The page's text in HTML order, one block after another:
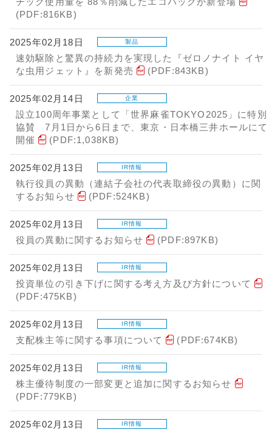
(PDF:816KB)
2025年02月18日 製品
速効駆除と驚異の持続力を実現した『ゼロノナイト イヤ
な虫用ジェット』を新発売
(PDF:843KB)
2025年02月14日 企業
設立100周年事業として「世界麻雀TOKYO2025」に特別
協賛 7月1日から6日まで、東京・日本橋三井ホールにて
開催
(PDF:1,038KB)
2025年02月13日 IR情報
執行役員の異動（連結子会社の代表取締役の異動）に関
するお知らせ
(PDF:524KB)
2025年02月13日 IR情報
役員の異動に関するお知らせ (PDF:897KB)
2025年02月13日 IR情報
投資単位の引き下げに関する考え方及び方針について
(PDF:475KB)
2025年02月13日 IR情報
支配株主等に関する事項について (PDF:674KB)
2025年02月13日 IR情報
株主優待制度の一部変更と追加に関するお知らせ
(PDF:779KB)
2025年02月13日 IR情報